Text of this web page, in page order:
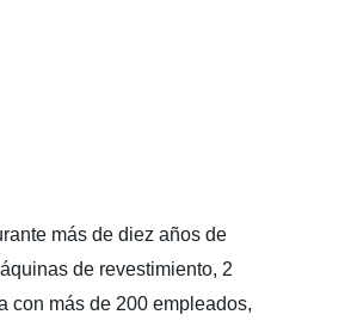
más de diez años de
de revestimiento, 2
con más de 200 empleados,